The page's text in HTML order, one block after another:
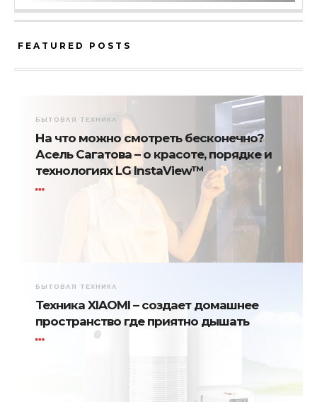
FEATURED POSTS
БЫТОВАЯ ТЕХНИКА
На что можно смотреть бесконечно?
Асель Сагатова – о красоте, порядке и
технологиях LG InstaView™
БЫТОВАЯ ТЕХНИКА
Техника XIAOMI – создает домашнее
пространство где приятно дышать